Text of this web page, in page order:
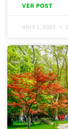
VER POST
abril 1, 2025